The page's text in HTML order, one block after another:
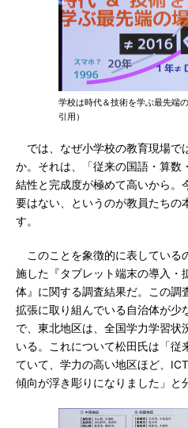
学校は時代＆技術を学ぶ最先端
引用）
では、なぜ小学校の教育現場で
か。それは、「従来の国語・算数
結性と完成度が極めて高いから。
要はない、というのが教員たちの
す。
このことを象徴的に表している
施した『タブレット端末の導入・
体』に関する調査結果だ。この調
拡張に取り組んでいる自治体が少
で、東北地区は、全国学力学習状
いる。これについて松田氏は「従
ていて、学力の高い地区ほど、
傾向が浮き彫りになりました」と